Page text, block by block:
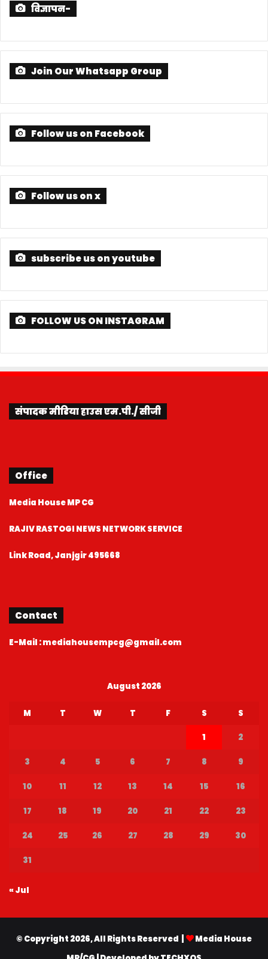
विज्ञापन-
Join Our Whatsapp Group
Follow us on Facebook
Follow us on x
subscribe us on youtube
FOLLOW US ON INSTAGRAM
संपादक मीडिया हाउस एम.पी./ सीजी
Office
Media House MP CG
RAJIV RASTOGI NEWS NETWORK SERVICE
Link Road, Janjgir 495668
Contact
E-Mail : mediahousempcg@gmail.com
August 2026
M T W T F S S
1 2
3 4 5 6 7 8 9
10 11 12 13 14 15 16
17 18 19 20 21 22 23
24 25 26 27 28 29 30
31
« Jul
© Copyright 2026, All Rights Reserved |
Media House